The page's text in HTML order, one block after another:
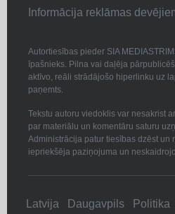
Informācija reklāmas
Autortiesības pieder SIA
īpašnieks. Pilna vai daļēja
aktīvo, reāli strādājošo hiperlinku uz
paņemts.
Tekstu autoru viedoklis var nesakrist
par materiālu un komentāru saturu
Administrācija patur tiesības dzēst un
iepriekšēja paziņojuma un
Latvija Daugavpils Politika